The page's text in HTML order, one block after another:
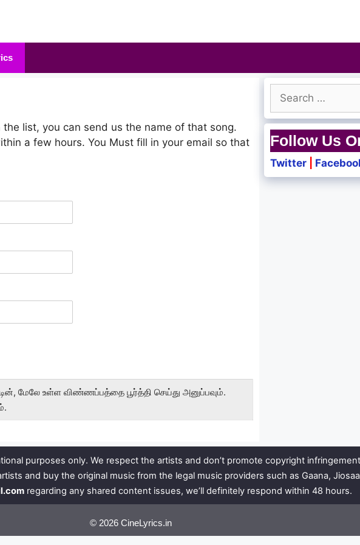
list, you can send us the name of that song.
a few hours. You Must fill in your email so that
மேலே உள்ள விண்ணப்பத்தை பூர்த்தி செய்து அனுப்பவும்.
Search
for:
Follow Us
Twitter
purposes only. We respect the artists and don’t promote copyright
and buy the original music from the legal music providers such as Gaana,
regarding any shared content issues, we’ll definitely respond within 48 hours.
© 2026 CineLyrics.in